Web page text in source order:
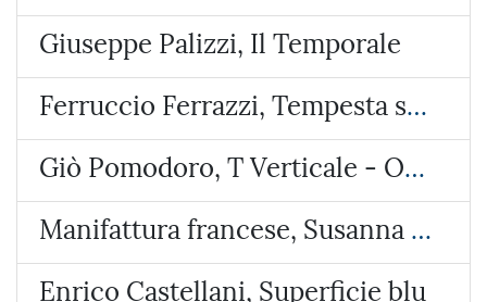
Giuseppe Palizzi, Il Temporale
Ferruccio Ferrazzi, Tempesta sulla valle dell’Aniene
Giò Pomodoro, T Verticale - Orizzontale
Manifattura francese, Susanna e i vecchioni
Enrico Castellani, Superficie blu